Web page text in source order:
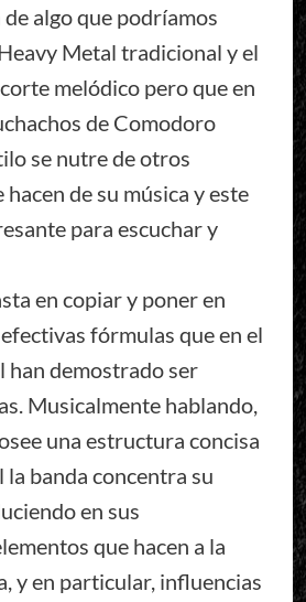
algo que podríamos
Metal tradicional y el
melódico pero que en
de Comodoro
se nutre de otros
de su música y este
para escuchar y
en copiar y poner en
fórmulas que en el
han demostrado ser
Musicalmente hablando,
una estructura concisa
la banda concentra su
en sus
que hacen a la
y en particular, influencias